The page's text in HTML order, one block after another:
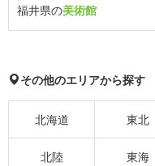
福井県の美術館
その他のエリアから探す
北海道 東北
北陸 東海